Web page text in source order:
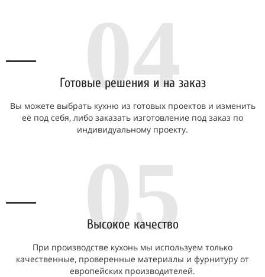
04
Готовые решения и на заказ
Вы можете выбрать кухню из готовых проектов и изменить
её под себя, либо заказать изготовление под заказ по
индивидуальному проекту.
05
Высокое качество
При производстве кухонь мы используем только
качественные, проверенные материалы и фурнитуру от
европейских производителей.